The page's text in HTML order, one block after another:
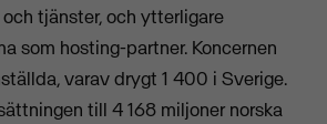
tjänster, och ytterligare
som hosting-partner. Koncernen
varav drygt 1 400 i Sverige.
till 4 168 miljoner norska